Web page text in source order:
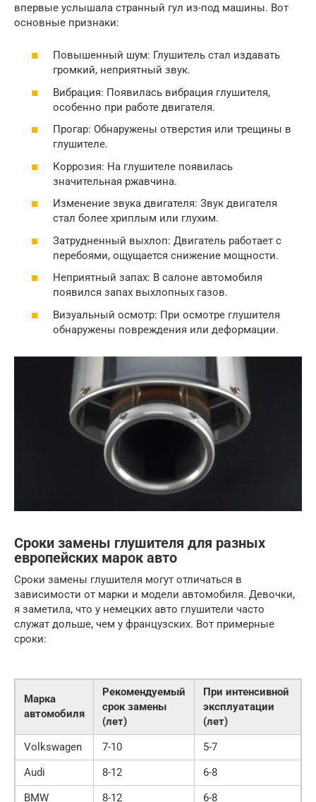
впервые услышала странный гул из-под машины. Вот
основные признаки:
Повышенный шум: Глушитель стал издавать
громкий, неприятный звук.
Вибрация: Появилась вибрация глушителя,
особенно при работе двигателя.
Прогар: Обнаружены отверстия или трещины в
глушителе.
Коррозия: На глушителе появилась
значительная ржавчина.
Изменение звука двигателя: Звук двигателя
стал более хриплым или глухим.
Затрудненный выхлоп: Двигатель работает с
перебоями, ощущается снижение мощности.
Неприятный запах: В салоне автомобиля
появился запах выхлопных газов.
Визуальный осмотр: При осмотре глушителя
обнаружены повреждения или деформации.
Сроки замены глушителя для разных
европейских марок авто
Сроки замены глушителя могут отличаться в
зависимости от марки и модели автомобиля. Девочки,
я заметила, что у немецких авто глушители часто
служат дольше, чем у французских. Вот примерные
сроки:
Марка
автомобиля
Рекомендуемый
срок замены
(лет)
При интенсивной
эксплуатации
(лет)
Volkswagen
7-10
5-7
Audi
8-12
6-8
BMW
8-12 6-8